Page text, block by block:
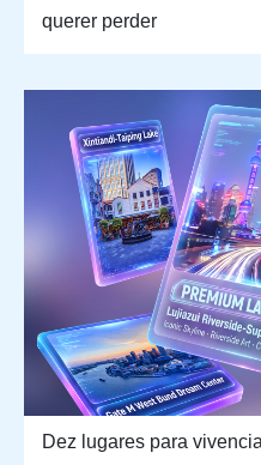
querer perder
Dez lugares para